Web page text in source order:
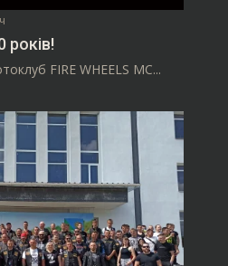
років!
FIRE WHEELS MC...